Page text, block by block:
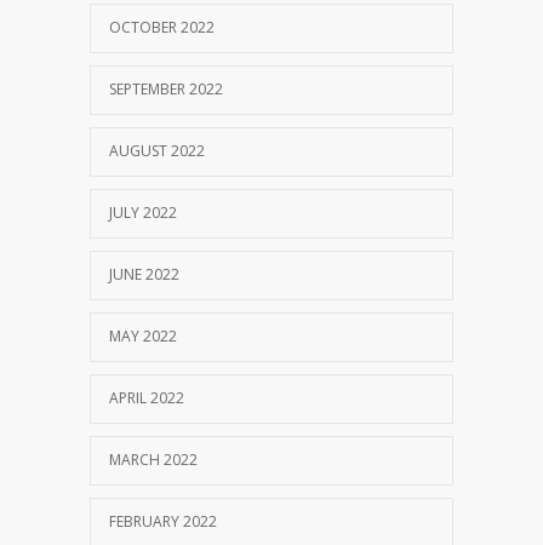
OCTOBER 2022
SEPTEMBER 2022
AUGUST 2022
JULY 2022
JUNE 2022
MAY 2022
APRIL 2022
MARCH 2022
FEBRUARY 2022